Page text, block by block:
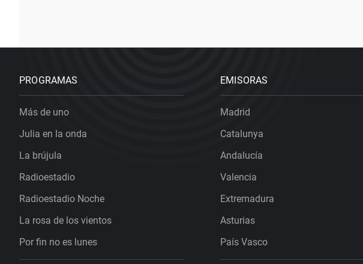
PROGRAMAS
Más de uno
Julia en la onda
La brújula
Radioestadio
Radioestadio Noche
La rosa de los vientos
Por fin no es lunes
EMISORAS
Madrid
Catalunya
Andalucía
Valencia
Extremadura
Asturias
País Vasco